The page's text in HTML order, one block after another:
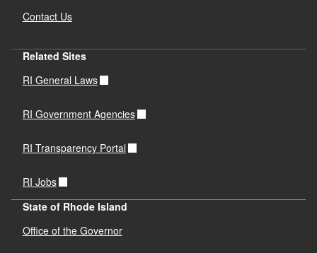
Contact Us
Related Sites
RI General Laws
RI Government Agencies
RI Transparency Portal
RI Jobs
State of Rhode Island
Office of the Governor